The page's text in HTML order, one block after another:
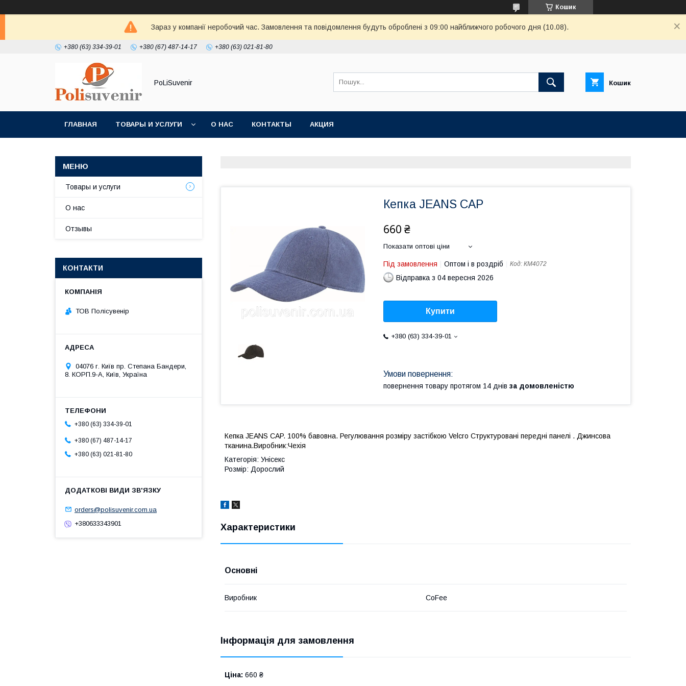
Кошик
Зараз у компанії неробочий час. Замовлення та повідомлення будуть оброблені з 09:00 найближчого робочого дня (10.08).
+380 (63) 334-39-01 +380 (67) 487-14-17 +380 (63) 021-81-80
PoLiSuvenir Кошик
ГЛАВНАЯ ТОВАРЫ И УСЛУГИ О НАС КОНТАКТЫ АКЦИЯ
Кепка JEANS CAP
660 ₴
Показати оптові ціни
Під замовлення Оптом і в роздріб Код: КМ4072
Відправка з 04 вересня 2026
Купити
+380 (63) 334-39-01
повернення товару протягом 14 днів за домовленістю
Кепка JEANS CAP. 100% бавовна. Регулювання розміру застібкою Velcro Структуровані передні панелі . Джинсова
тканина.Виробник:Чехія
Категорія: Унісекс
Розмір: Дорослий
Характеристики
Основні
Виробник CoFee
Інформація для замовлення
Ціна: 660 ₴
Товары и услуги
О нас
Отзывы
КОНТАКТИ
ТОВ Полісувенір
04076 г. Київ пр. Степана Бандери,
8. КОРП.9-А, Київ, Україна
+380 (63) 334-39-01
+380 (67) 487-14-17
+380 (63) 021-81-80
orders@polisuvenir.com.ua
+380633343901